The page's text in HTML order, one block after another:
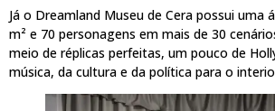
Já o Dreamland Museu de Cera possui uma
m² e 70 personagens em mais de 30
meio de réplicas perfeitas, um pouco de
música, da cultura e da política para o